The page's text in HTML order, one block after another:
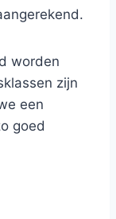
worden
zijn
een
goed